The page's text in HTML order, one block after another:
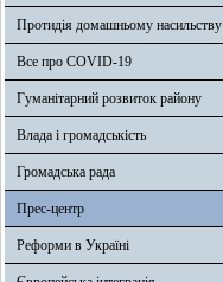
Протидія домашньому насильству
Все про COVID-19
Гуманітарний розвиток району
Влада і громадськість
Громадська рада
Прес-центр
Реформи в Україні